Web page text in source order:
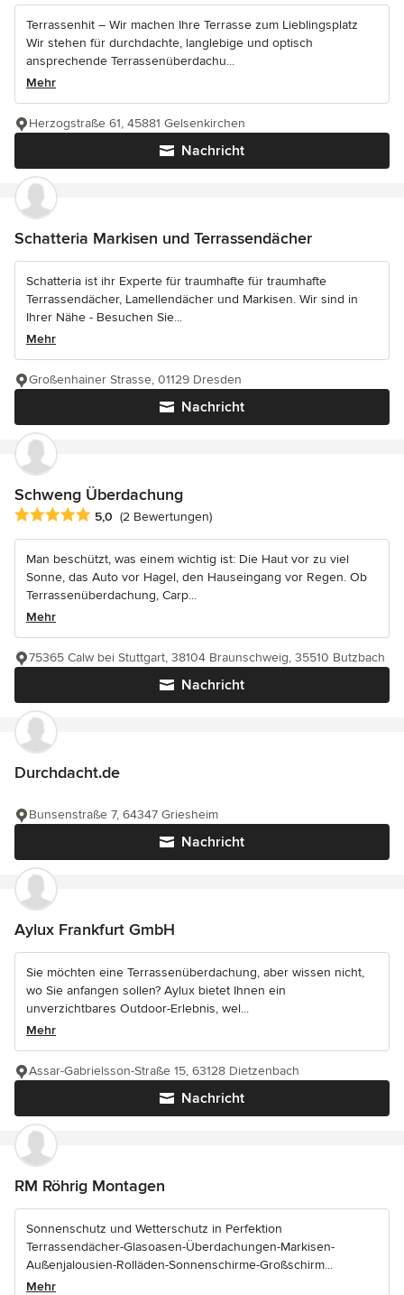
Terrassenhit – Wir machen Ihre Terrasse zum Lieblingsplatz
Wir stehen für durchdachte, langlebige und optisch
ansprechende Terrassenüberdachu...
Mehr
Nachricht
Herzogstraße 61, 45881 Gelsenkirchen
Schatteria Markisen und Terrassendächer
Schatteria ist ihr Experte für traumhafte für traumhafte
Terrassendächer, Lamellendächer und Markisen. Wir sind in
Ihrer Nähe - Besuchen Sie...
Mehr
Nachricht
Großenhainer Strasse, 01129 Dresden
Schweng Überdachung
Durchschnittliche Bewertung: 5 von 5 Sternen
5,0 (2 Bewertungen)
Man beschützt, was einem wichtig ist: Die Haut vor zu viel
Sonne, das Auto vor Hagel, den Hauseingang vor Regen. Ob
Terrassenüberdachung, Carp...
Mehr
Nachricht
75365 Calw bei Stuttgart, 38104 Braunschweig, 35510 Butzbach
Durchdacht.de
Nachricht
Bunsenstraße 7, 64347 Griesheim
Aylux Frankfurt GmbH
Sie möchten eine Terrassenüberdachung, aber wissen nicht,
wo Sie anfangen sollen? Aylux bietet Ihnen ein
unverzichtbares Outdoor-Erlebnis, wel...
Mehr
Nachricht
Assar-Gabrielsson-Straße 15, 63128 Dietzenbach
RM Röhrig Montagen
Sonnenschutz und Wetterschutz in Perfektion
Terrassendächer-Glasoasen-Überdachungen-Markisen-
Außenjalousien-Rolläden-Sonnenschirme-Großschirm...
Mehr